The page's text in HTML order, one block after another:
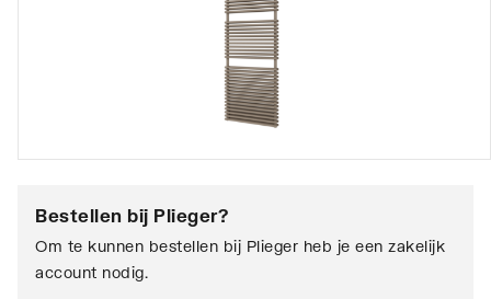
Bestellen bij Plieger?
Om te kunnen bestellen bij Plieger heb je een zakelijk
account nodig.